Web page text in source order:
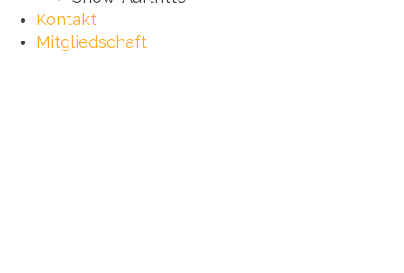
Kontakt
Mitgliedschaft